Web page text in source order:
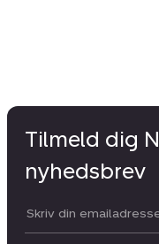
Tilmeld dig
nyhedsbrev
Din email: